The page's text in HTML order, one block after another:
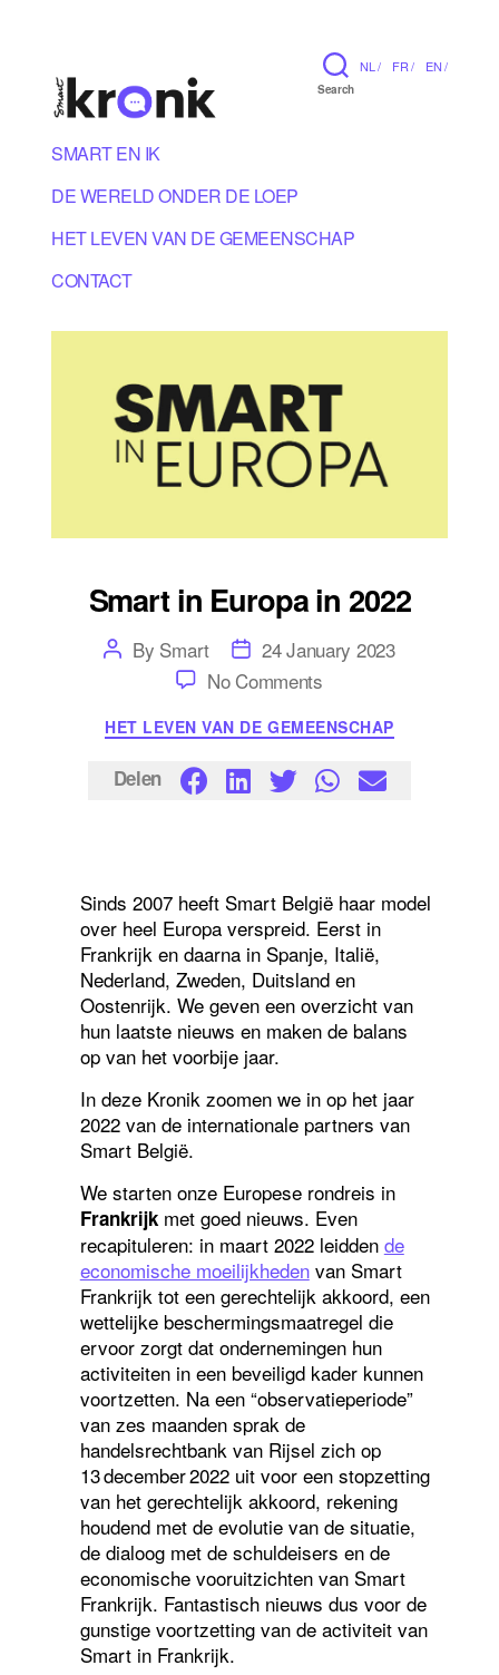
NL / FR / EN /
Search
SMART EN IK
DE WERELD ONDER DE LOEP
HET LEVEN VAN DE GEMEENSCHAP
CONTACT
Smart in Europa in 2022
Post
author
By Smart Post
date
24 January 2023
No Commentson
in
Europa
2022
Categories
HET LEVEN VAN DE GEMEENSCHAP
Delen
Sinds 2007 heeft Smart België haar model
over heel Europa verspreid. Eerst in
Frankrijk en daarna in Spanje, Italië,
Nederland, Zweden, Duitsland en
Oostenrijk. We geven een overzicht van
hun laatste nieuws en maken de balans
op van het voorbije jaar.
In deze Kronik zoomen we in op het jaar
2022 van de internationale partners van
Smart België.
We starten onze Europese rondreis in
Frankrijkmet goed nieuws. Even
recapituleren: in maart 2022 leidden de
economische moeilijkhedenvan Smart
Frankrijk tot een gerechtelijk akkoord, een
wettelijke beschermingsmaatregel die
ervoor zorgt dat ondernemingen hun
activiteiten in een beveiligd kader kunnen
voortzetten. Na een “observatieperiode”
van zes maanden sprak de
handelsrechtbank van Rijsel zich op
13 december 2022 uit voor een stopzetting
van het gerechtelijk akkoord, rekening
houdend met de evolutie van de situatie,
de dialoog met de schuldeisers en de
economische vooruitzichten van Smart
Frankrijk. Fantastisch nieuws dus voor de
gunstige voortzetting van de activiteit van
Smart in Frankrijk.